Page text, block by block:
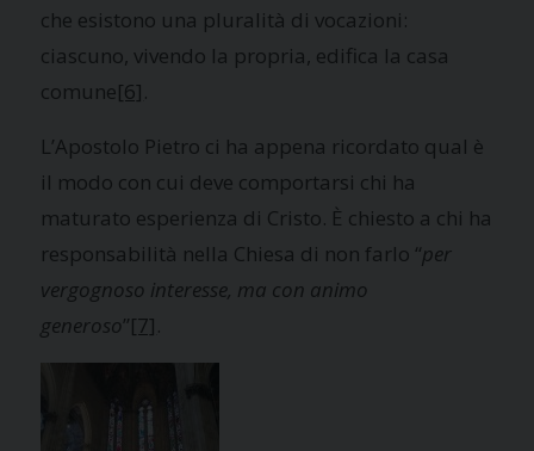
che esistono una pluralità di vocazioni:
ciascuno, vivendo la propria, edifica la casa
comune[6].
L’Apostolo Pietro ci ha appena ricordato qual è
il modo con cui deve comportarsi chi ha
maturato esperienza di Cristo. È chiesto a chi ha
responsabilità nella Chiesa di non farlo “per
vergognoso interesse, ma con animo
generoso”[7].